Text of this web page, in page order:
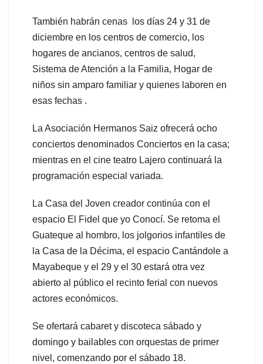
También habrán cenas los días 24 y 31 de
diciembre en los centros de comercio, los
hogares de ancianos, centros de salud,
Sistema de Atención a la Familia, Hogar de
niños sin amparo familiar y quienes laboren en
esas fechas .
La Asociación Hermanos Saiz ofrecerá ocho
conciertos denominados Conciertos en la casa;
mientras en el cine teatro Lajero continuará la
programación especial variada.
La Casa del Joven creador continúa con el
espacio El Fidel que yo Conocí. Se retoma el
Guateque al hombro, los jolgorios infantiles de
la Casa de la Décima, el espacio Cantándole a
Mayabeque y el 29 y el 30 estará otra vez
abierto al público el recinto ferial con nuevos
actores económicos.
Se ofertará cabaret y discoteca sábado y
domingo y bailables con orquestas de primer
nivel, comenzando por el sábado 18.